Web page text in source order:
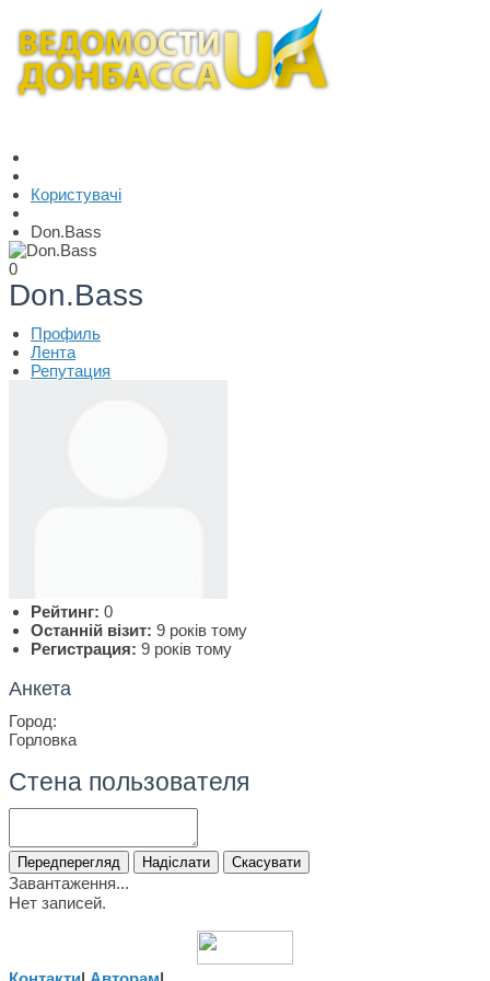
Користувачі
Don.Bass
0
Don.Bass
Профиль
Лента
Репутация
Рейтинг: 0
Останній візит: 9 років тому
Регистрация: 9 років тому
Анкета
Город:
Горловка
Стена пользователя
Завантаження...
Нет записей.